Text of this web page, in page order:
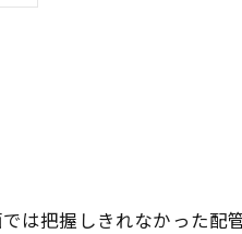
は把握しきれなかった配